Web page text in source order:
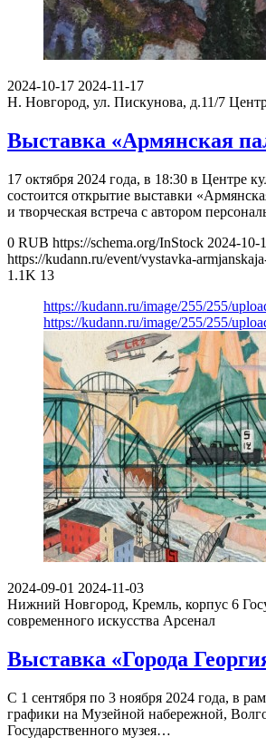
2024-10-17 2024-11-17
Н. Новгород, ул. Пискунова, д.11/7
Выставка «Армянская
17 октября 2024 года, в 18:30 в Центре
состоится открытие выставки
и творческая встреча с автором
0 RUB https://schema.org/InStock 2024-10-
https://kudann.ru/event/vystavka-
1.1K 13
https://kudann.ru/image/255/255/
https://kudann.ru/image/255/255/
2024-09-01 2024-11-03
Нижний Новгород, Кремль, корпус 6
современного искусства Арсенал
Выставка «Города
С 1 сентября по 3 ноября 2024 года, в
графики на Музейной набережной,
Государственного музея…